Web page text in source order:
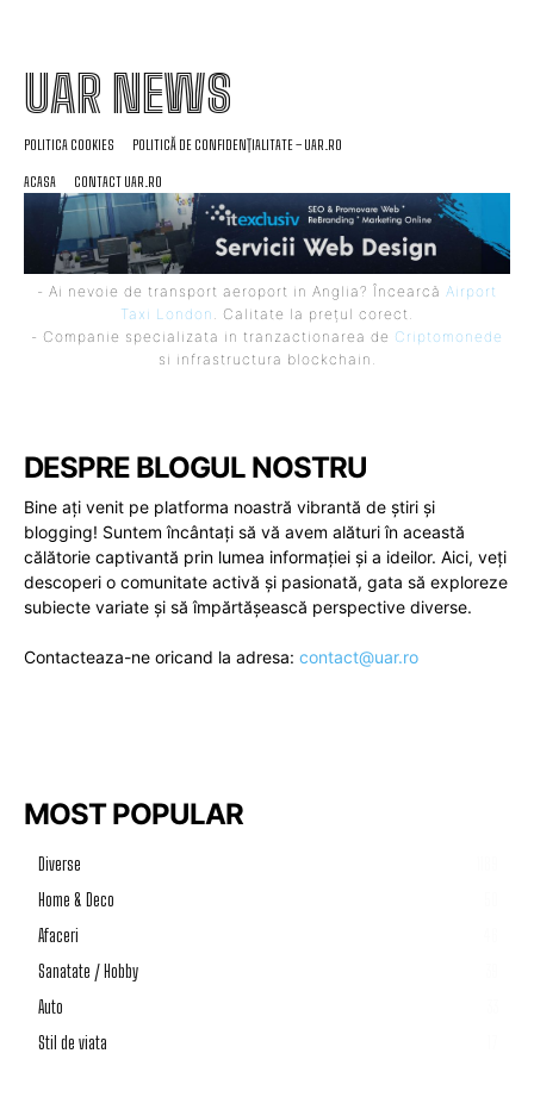
UAR NEWS
POLITICA COOKIES POLITICĂ DE CONFIDENȚIALITATE – UAR.RO
ACASA CONTACT UAR.RO
- Ai nevoie de transport aeroport in Anglia? Încearcă Airport
Taxi London
. Calitate la prețul corect.
- Companie specializata in tranzactionarea de Criptomonede
si infrastructura blockchain.
DESPRE BLOGUL NOSTRU
Bine ați venit pe platforma noastră vibrantă de știri și
blogging! Suntem încântați să vă avem alături în această
călătorie captivantă prin lumea informației și a ideilor. Aici, veți
descoperi o comunitate activă și pasionată, gata să exploreze
subiecte variate și să împărtășească perspective diverse.
Contacteaza-ne oricand la adresa: contact@uar.ro
MOST POPULAR
Diverse
Home & Deco
Afaceri
Sanatate / Hobby
Auto
Stil de viata